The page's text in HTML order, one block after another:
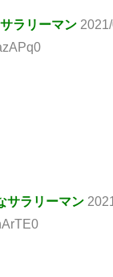
ラリーマン
サラリーマン